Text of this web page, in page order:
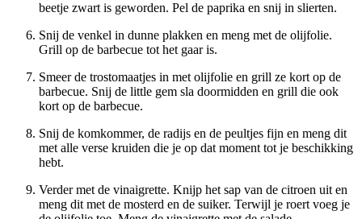
beetje zwart is geworden. Pel de paprika en snij in slierten.
Snij de venkel in dunne plakken en meng met de olijfolie.
Grill op de barbecue tot het gaar is.
Smeer de trostomaatjes in met olijfolie en grill ze kort op de
barbecue. Snij de little gem sla doormidden en grill die ook
kort op de barbecue.
Snij de komkommer, de radijs en de peultjes fijn en meng dit
met alle verse kruiden die je op dat moment tot je beschikking
hebt.
Verder met de vinaigrette. Knijp het sap van de citroen uit en
meng dit met de mosterd en de suiker. Terwijl je roert voeg je